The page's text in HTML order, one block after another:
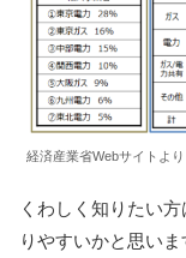
経済産業省Webサイトより
くわしく知りたい
りやすいかと思いま